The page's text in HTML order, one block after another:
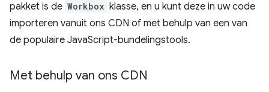
pakket is de Workbox klasse, en u kunt deze in uw code
importeren vanuit ons CDN of met behulp van een van
de populaire JavaScript-bundelingstools.
Met behulp van ons CDN